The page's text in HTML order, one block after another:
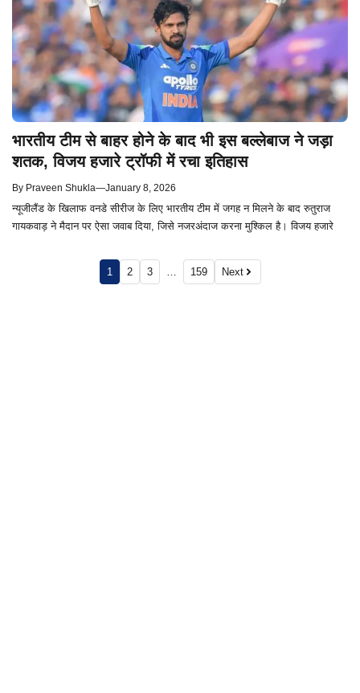
भारतीय टीम से बाहर होने के बाद भी इस बल्लेबाज ने जड़ा
शतक, विजय हजारे ट्रॉफी में रचा इतिहास
By Praveen Shukla—January 8, 2026
न्यूजीलैंड के खिलाफ वनडे सीरीज के लिए भारतीय टीम में जगह न मिलने के बाद रुतुराज
गायकवाड़ ने मैदान पर ऐसा जवाब दिया, जिसे नजरअंदाज करना मुश्किल है। विजय हजारे
1 2 3 159 Next